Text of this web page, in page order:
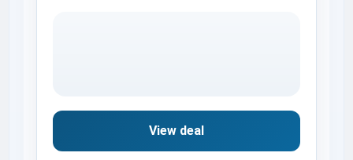
View deal